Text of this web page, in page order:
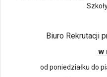
Biuro Rekrutacji
w
od poniedziałku do